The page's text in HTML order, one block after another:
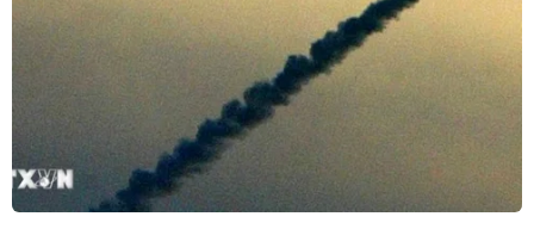
Nuôi con bằng sữa mẹ
cho một khởi đầu bền vững
01/08/2026 23:09